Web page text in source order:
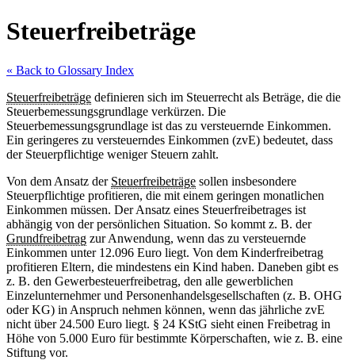
Zum
Inhalt
Steuerfreibeträge
« Back to Glossary Index
Steuerfreibeträge definieren sich im Steuerrecht als Beträge, die die
Steuerbemessungsgrundlage verkürzen. Die
Steuerbemessungsgrundlage ist das zu versteuernde Einkommen.
Ein geringeres zu versteuerndes Einkommen (zvE) bedeutet, dass
der Steuerpflichtige weniger Steuern zahlt.
Von dem Ansatz der Steuerfreibeträge sollen insbesondere
Steuerpflichtige profitieren, die mit einem geringen monatlichen
Einkommen müssen. Der Ansatz eines Steuerfreibetrages ist
abhängig von der persönlichen Situation. So kommt z. B. der
Grundfreibetrag zur Anwendung, wenn das zu versteuernde
Einkommen unter 12.096 Euro liegt. Von dem Kinderfreibetrag
profitieren Eltern, die mindestens ein Kind haben. Daneben gibt es
z. B. den Gewerbesteuerfreibetrag, den alle gewerblichen
Einzelunternehmer und Personenhandelsgesellschaften (z. B. OHG
oder KG) in Anspruch nehmen können, wenn das jährliche zvE
nicht über 24.500 Euro liegt. § 24 KStG sieht einen Freibetrag in
Höhe von 5.000 Euro für bestimmte Körperschaften, wie z. B. eine
Stiftung vor.